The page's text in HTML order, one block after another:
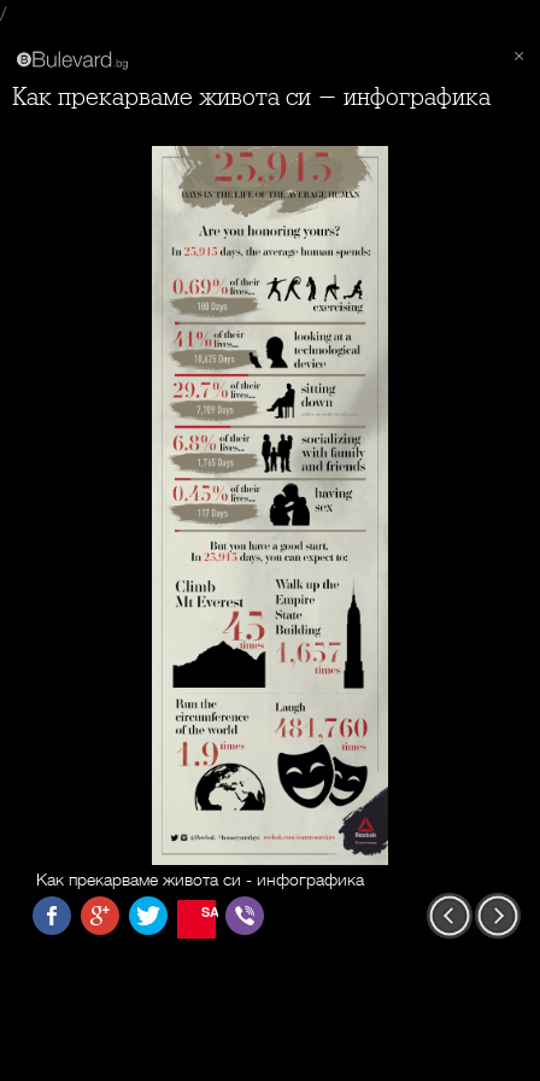
/
Как прекарваме живота си - инфографика
Как прекарваме живота си - инфографика
SAVE